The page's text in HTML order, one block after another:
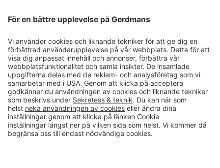
Läsvärt
Kontakt
info@gerdmans.se
0433-740 80
Kundservice öppettider
Vardagar 07.30-17.00